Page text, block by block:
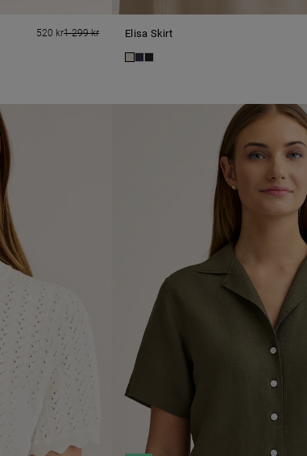
520 kr1 299 kr Elisa Skirt